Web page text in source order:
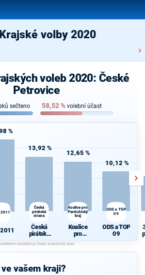
Krajské volby 2020
voleb 2020: České
Petrovice
sečteno 58,52% volební účast
%
2011
13,92 %
Česká
pirátská
strana
Česká
pirátská
strana
12,65 %
Koalice pro
Pardubický
kraj
Koalice
pro
Pardubick
ý kraj
10,12 %
ODS a TOP
09
ODS a TOP
09
vašem kraji?